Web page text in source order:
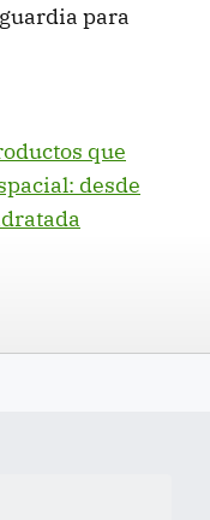
para
que
desde